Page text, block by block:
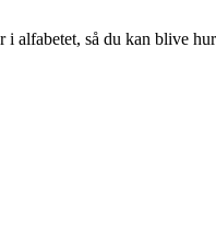
alfabetet, så du kan blive